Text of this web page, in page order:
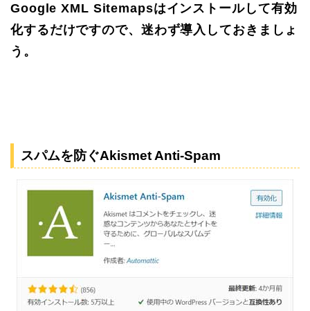
Google XML Sitemapsはインストールして有効
化するだけですので、迷わず導入しておきましょ
う。
スパムを防ぐAkismet Anti-Spam